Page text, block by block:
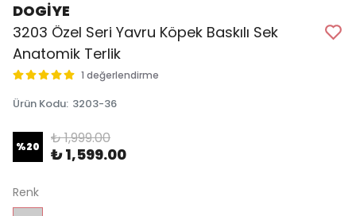
DOGİYE
3203 Özel Seri Yavru Köpek Baskılı Sek
Anatomik Terlik
1 değerlendirme
Ürün Kodu: 3203-36
%20 ₺ 1,999.00
₺ 1,599.00
Renk